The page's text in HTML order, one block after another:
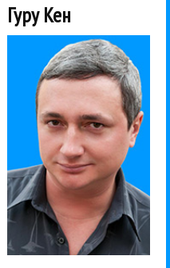
Гуру Кен